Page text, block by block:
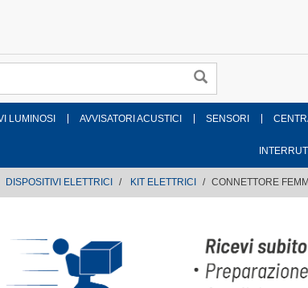
LUMINOSI AVVISATORI ACUSTICI SENSORI
DISPOSITIVI ELETTRICI KIT ELETTRICI CONNETTORE